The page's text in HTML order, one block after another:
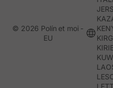
© 2026 Polín et moi -
EU